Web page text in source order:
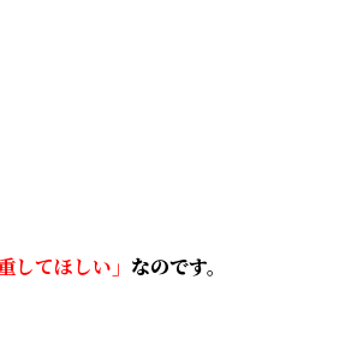
してほしい」 なのです。